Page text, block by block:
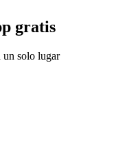
gratis
un solo lugar